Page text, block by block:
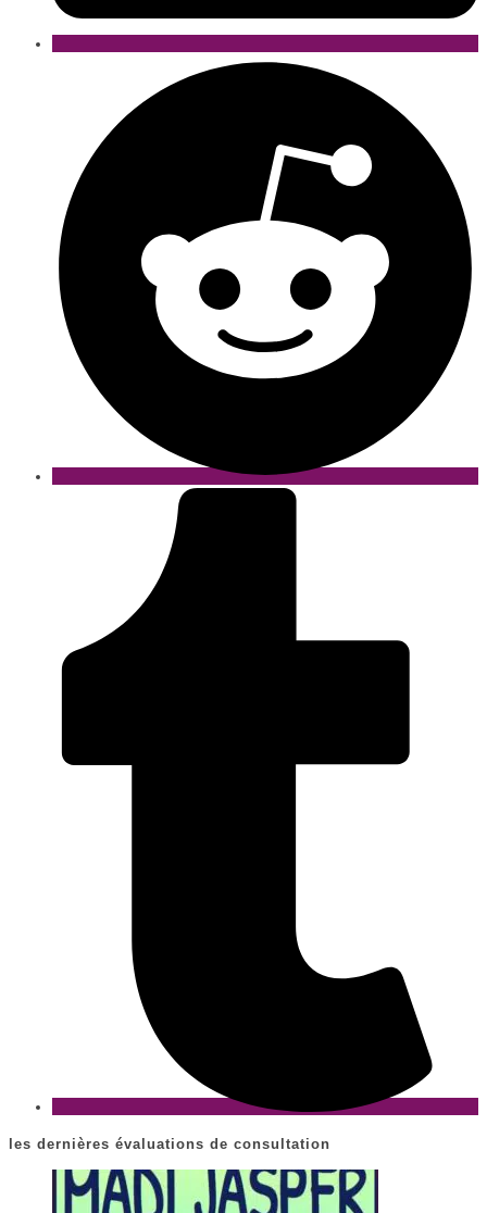
les dernières évaluations de consultation